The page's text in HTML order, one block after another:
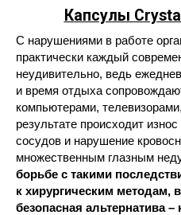
Капсулы
С нарушениями в работе
практически каждый
неудивительно, ведь
и время отдыха
компьютерами,
результате происходит
сосудов и нарушение
множественным глазным
борьбе с такими
к хирургическим методам,
безопасная альтернатива